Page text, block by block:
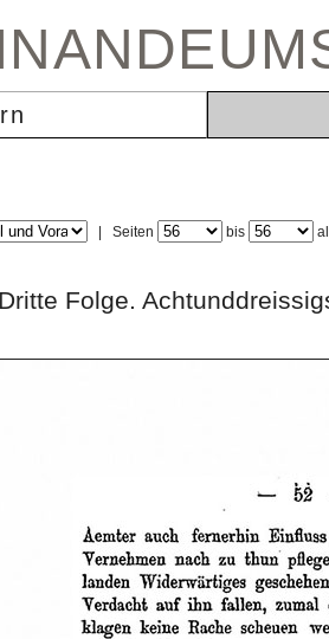
Seiten bis
(Dritte Folge.